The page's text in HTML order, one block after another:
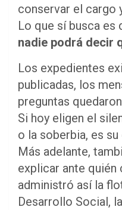
conservar el cargo
Lo que sí busca es
nadie podrá decir
Los expedientes
publicadas, los
preguntas
Si hoy eligen el
o la soberbia, es
Más adelante,
explicar ante quién
administró así la
Desarrollo Social,